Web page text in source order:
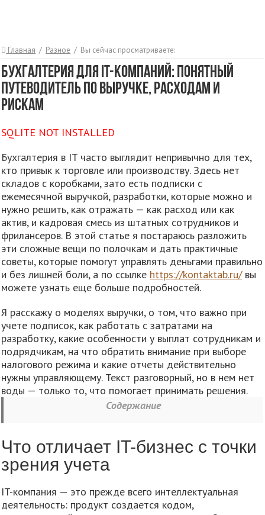
Главная / Разное / Вы сейчас просматриваете:
Бухгалтерия для IT-компаний: понятный
путеводитель по выручке, расходам и
рискам
SQLITE NOT INSTALLED
Бухгалтерия в IT часто выглядит непривычно для тех,
кто привык к торговле или производству. Здесь нет
складов с коробками, зато есть подписки с
ежемесячной выручкой, разработки, которые можно и
нужно решить, как отражать — как расход или как
актив, и кадровая смесь из штатных сотрудников и
фрилансеров. В этой статье я постараюсь разложить
эти сложные вещи по полочкам и дать практичные
советы, которые помогут управлять деньгами правильно
и без лишней боли, а по ссылке https://kontaktab.ru/вы
можете узнать еще больше подробностей.
Я расскажу о моделях выручки, о том, что важно при
учете подписок, как работать с затратами на
разработку, какие особенности у выплат сотрудникам и
подрядчикам, на что обратить внимание при выборе
налогового режима и какие отчеты действительно
нужны управляющему. Текст разговорный, но в нем нет
воды — только то, что помогает принимать решения.
Содержание
Что отличает IT-бизнес с точки
зрения учета
IT-компания — это прежде всего интеллектуальная
деятельность: продукт создается кодом,